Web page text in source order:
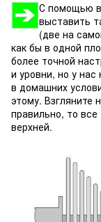
С помощью
выставить
(две на
как бы в одной
более точной
и уровни, но у
в домашних
этому. Взгляните
правильно, то
верхней.